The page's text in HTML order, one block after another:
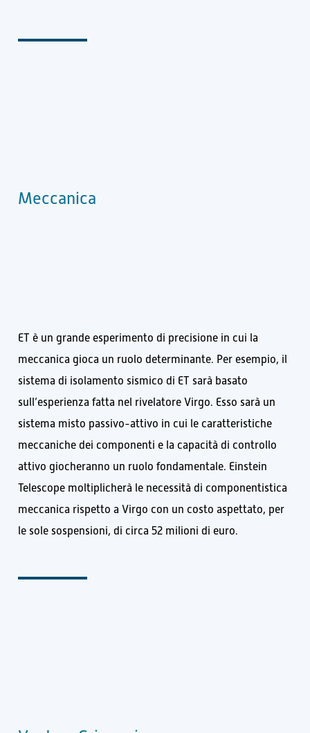
Meccanica
ET è un grande esperimento di precisione in cui la
meccanica gioca un ruolo determinante. Per esempio, il
sistema di isolamento sismico di ET sarà basato
sull’esperienza fatta nel rivelatore Virgo. Esso sarà un
sistema misto passivo-attivo in cui le caratteristiche
meccaniche dei componenti e la capacità di controllo
attivo giocheranno un ruolo fondamentale. Einstein
Telescope moltiplicherà le necessità di componentistica
meccanica rispetto a Virgo con un costo aspettato, per
le sole sospensioni, di circa 52 milioni di euro.